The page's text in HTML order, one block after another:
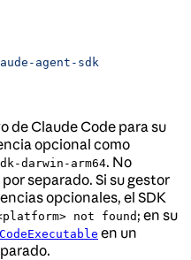
agent-sdk
de Claude Code para su
opcional como
darwin-arm64. No
separado. Si su gestor
opcionales, el SDK
not found ; en su
en un